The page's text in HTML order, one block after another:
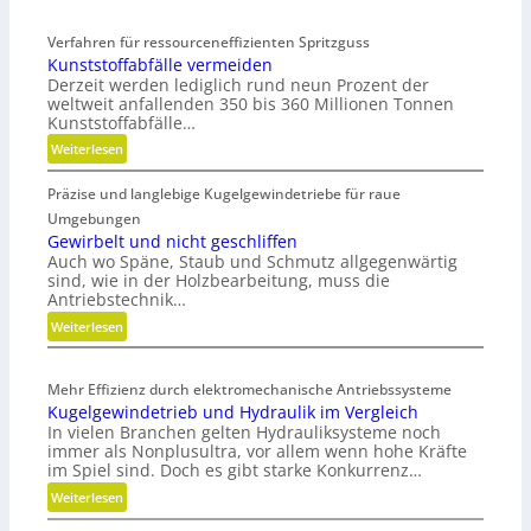
Verfahren für ressourceneffizienten Spritzguss
Kunststoffabfälle vermeiden
Derzeit werden lediglich rund neun Prozent der
weltweit anfallenden 350 bis 360 Millionen Tonnen
Kunststoffabfälle…
Weiterlesen:
K
u
n
s
t
s
t
o
f
a
b
f
ä
l
l
Präzise und langlebige Kugelgewindetriebe für raue
Umgebungen
Gewirbelt und nicht geschliffen
Auch wo Späne, Staub und Schmutz allgegenwärtig
sind, wie in der Holzbearbeitung, muss die
Antriebstechnik…
Weiterlesen:
G
w
i
r
b
e
l
Mehr Effizienz durch elektromechanische Antriebssysteme
Kugelgewindetrieb und Hydraulik im Vergleich
In vielen Branchen gelten Hydrauliksysteme noch
immer als Nonplusultra, vor allem wenn hohe Kräfte
im Spiel sind. Doch es gibt starke Konkurrenz…
Weiterlesen:
K